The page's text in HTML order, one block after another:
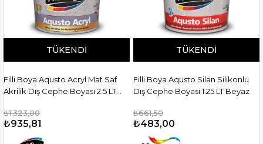
TÜKENDI
Filli Boya Aqusto Acryl Mat Saf
Akrilik Dış Cephe Boyası 2.5 LT
₺1.323,00
₺935,81
TÜKENDI
Filli Boya Aqusto Silan Silikonlu
Dış Cephe Boyası 1.25 LT Beyaz
₺661,50
₺483,00